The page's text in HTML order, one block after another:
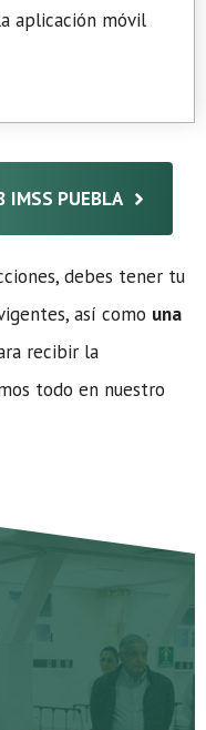
aplicación móvil
IMSS PUEBLA
debes tener tu
así como una
recibir la
todo en nuestro